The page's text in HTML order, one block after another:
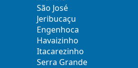
São José
Jeribucaçu
Engenhoca
Havaizinho
Itacarezinho
Serra Grande